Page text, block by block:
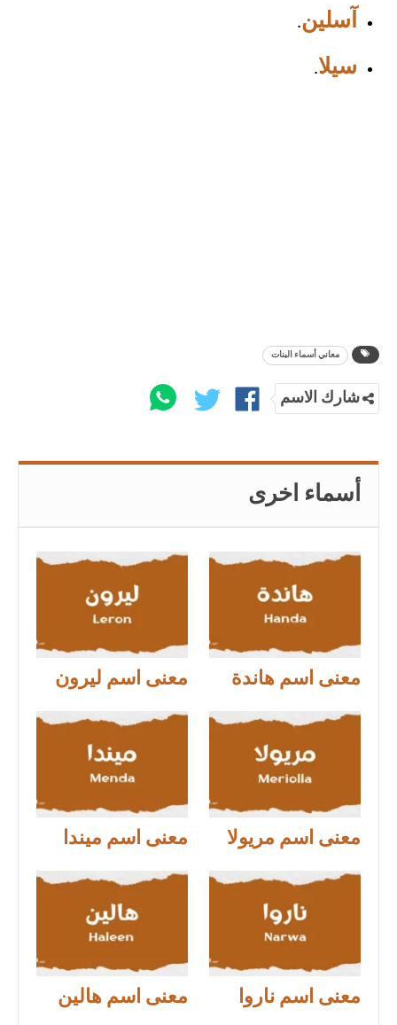
آسلين.
سيلا.
معاني أسماء البنات
شارك الاسم
أسماء اخرى
معنى اسم هاندة معنى اسم ليرون
معنى اسم مريولا معنى اسم ميندا
معنى اسم ناروا معنى اسم هالين